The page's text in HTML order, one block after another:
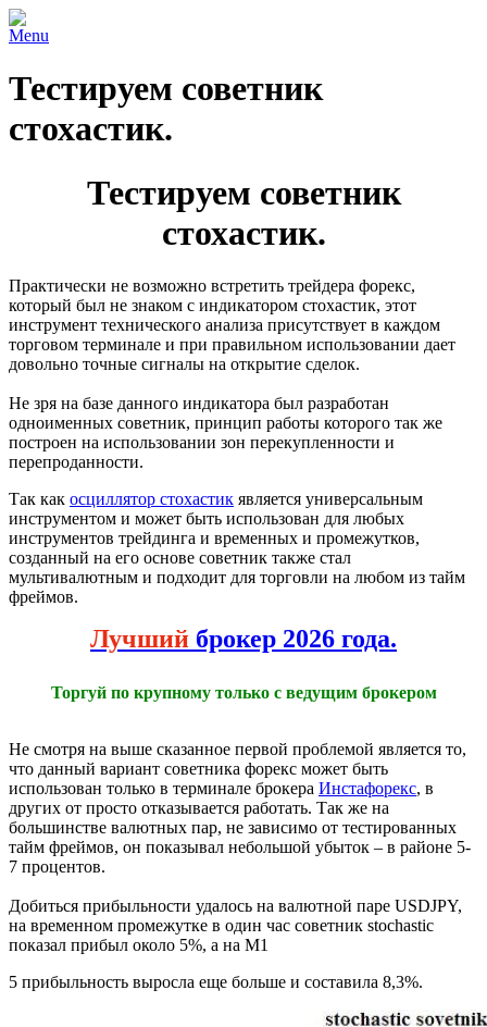
Menu
Тестируем советник
стохастик.
Тестируем советник
стохастик.
Практически не возможно встретить трейдера форекс,
который был не знаком с индикатором стохастик, этот
инструмент технического анализа присутствует в каждом
торговом терминале и при правильном использовании дает
довольно точные сигналы на открытие сделок.
Не зря на базе данного индикатора был разработан
одноименных советник, принцип работы которого так же
построен на использовании зон перекупленности и
перепроданности.
Так как осциллятор стохастик является универсальным
инструментом и может быть использован для любых
инструментов трейдинга и временных и промежутков,
созданный на его основе советник также стал
мультивалютным и подходит для торговли на любом из тайм
фреймов.
Лучший брокер 2026 года.
Торгуй по крупному только с ведущим брокером
Не смотря на выше сказанное первой проблемой является то,
что данный вариант советника форекс может быть
использован только в терминале брокера Инстафорекс, в
других от просто отказывается работать. Так же на
большинстве валютных пар, не зависимо от тестированных
тайм фреймов, он показывал небольшой убыток – в районе 5-
7 процентов.
Добиться прибыльности удалось на валютной паре USDJPY,
на временном промежутке в один час советник stochastic
показал прибыл около 5%, а на М1
5 прибыльность выросла еще больше и составила 8,3%.